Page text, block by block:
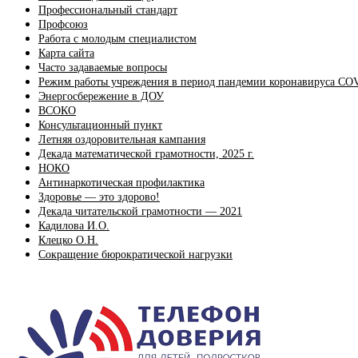
Профессиональный стандарт
Профсоюз
Работа с молодым специалистом
Карта сайта
Часто задаваемые вопросы
Режим работы учреждения в период пандемии коронавируса
Энергосбережение в ДОУ
ВСОКО
Консультационный пункт
Летняя оздоровительная кампания
Декада математической грамотности, 2025 г.
НОКО
Антинаркотическая профилактика
Здоровье — это здорово!
Декада читательской грамотности — 2021
Кадилова И.О.
Клецко О.Н.
Сокращение бюрократической нагрузки